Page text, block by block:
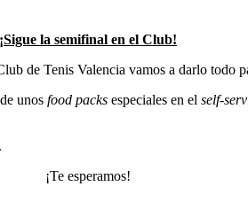
¡Sigue la semifinal en el Club!
de Tenis Valencia vamos a darlo todo
unos food packs especiales en el self-
¡Te esperamos!